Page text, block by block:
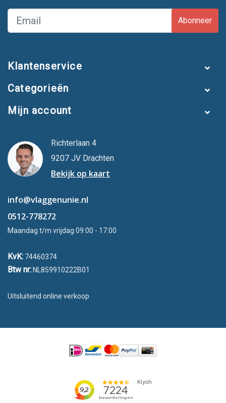
Abonneer
Klantenservice
Categorieën
Mijn account
Richterlaan 4
9207 JV Drachten
Bekijk op kaart
info@vlaggenunie.nl
0512-778272
Maandag t/m vrijdag 09:00 - 17:00
KvK: 74460374
Btw nr: NL859910222B01
Uitsluitend online verkoop